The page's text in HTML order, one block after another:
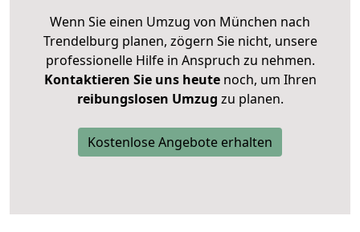
Wenn Sie einen Umzug von München nach
Trendelburg planen, zögern Sie nicht, unsere
professionelle Hilfe in Anspruch zu nehmen.
Kontaktieren Sie uns heutenoch, um Ihren
reibungslosen Umzug zu planen.
Kostenlose Angebote erhalten